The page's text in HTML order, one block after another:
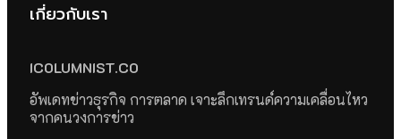
เกี่ยวกับเรา
ICOLUMNIST.CO
อัพเดทข่าวธุรกิจ การตลาด เจาะลึกเทรนด์ความเคลื่อนไหว
จากคนวงการข่าว